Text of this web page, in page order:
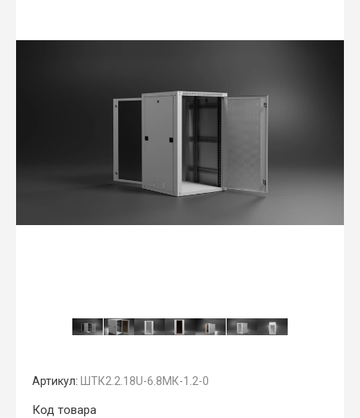
Артикул: ШТК2.2.18U-6.8МК-1.2-0
Код товара